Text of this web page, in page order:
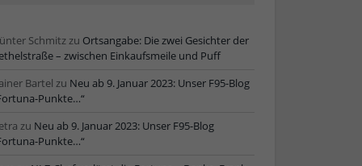
Schmitzzu Ortsangabe: Die zwei Gesichter der
– zwischen Einkaufsmeile und Puff
Bartel zu Neu ab 9. Januar 2023: Unser F95-Blog
Punkte…“
zu Neu ab 9. Januar 2023: Unser F95-Blog
Punkte…“